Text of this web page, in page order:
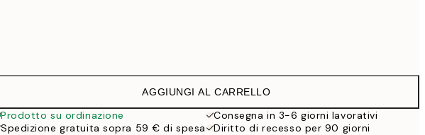
AGGIUNGI AL CARRELLO
Prodotto su ordinazione
Consegna in 3-6 giorni lavorativi
Spedizione gratuita sopra 59 € di spesa
Diritto di recesso per 90 giorni